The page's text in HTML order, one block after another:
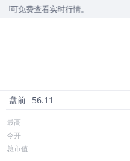
看实时行情。
盘前 56.11
最高
今开
总市值